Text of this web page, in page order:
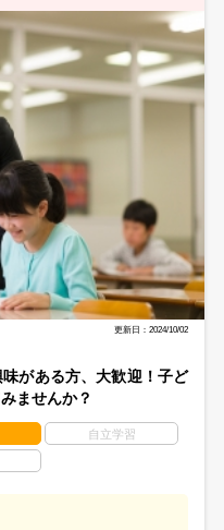
更新日：2024/10/02
がある方、大歓迎！子ど
ませんか？
自立学習